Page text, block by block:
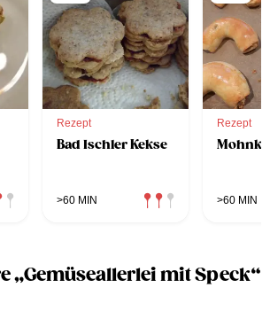
Rezept
Bad Ischler Kekse
>60 MIN
Rezept
>60 MIN
„Gemüseallerlei mit Speck“